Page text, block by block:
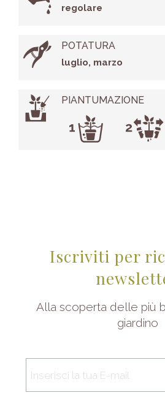
regolare
POTATURA
luglio, marzo
PIANTUMAZIONE
Iscriviti per
Alla scoperta delle più
giardino